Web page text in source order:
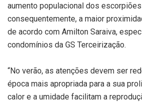
aumento populacional dos
consequentemente, a maior
de acordo com Amilton Saraiva,
condomínios da GS Terceirização.
“No verão, as atenções devem ser
época mais apropriada para a sua
calor e a umidade facilitam a